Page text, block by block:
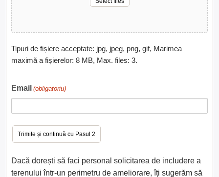
Tipuri de fișiere acceptate: jpg, jpeg, png, gif, Marimea
maximă a fișierelor: 8 MB, Max. files: 3.
Email (obligatoriu)
Dacă dorești să faci personal solicitarea de includere a
terenului într-un perimetru de ameliorare, îți sugerăm să